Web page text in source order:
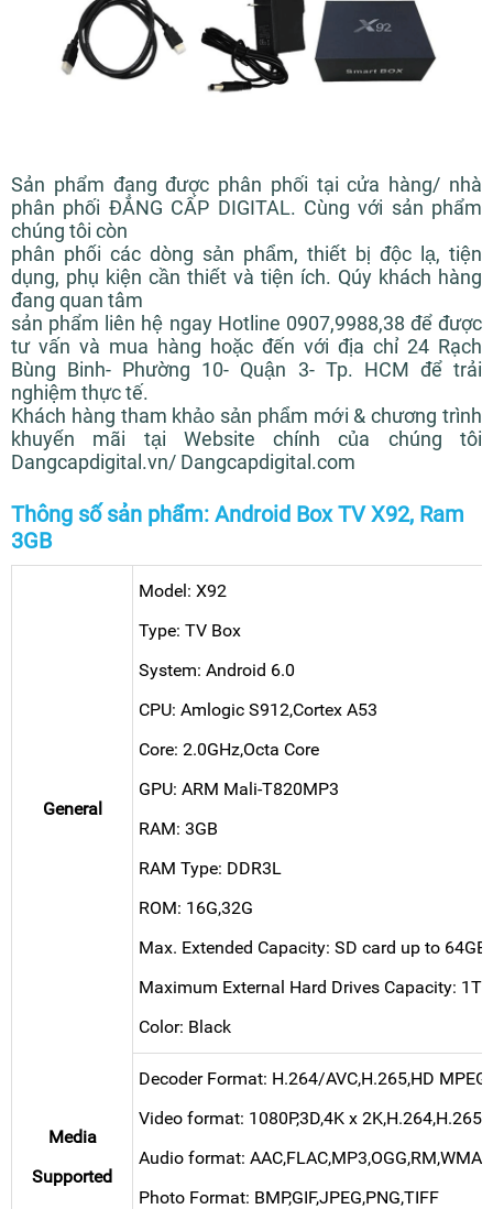
Sản phẩm đang được phân phối tại cửa hàng/ nhà
phân phối ĐẲNG CẤP DIGITAL. Cùng với sản phẩm
chúng tôi còn
phân phối các dòng sản phẩm, thiết bị độc lạ, tiện
dụng, phụ kiện cần thiết và tiện ích. Qúy khách hàng
đang quan tâm
sản phẩm liên hệ ngay Hotline 0907,9988,38 để được
tư vấn và mua hàng hoặc đến với địa chỉ 24 Rạch
Bùng Binh- Phường 10- Quận 3- Tp. HCM để trải
nghiệm thực tế.
Khách hàng tham khảo sản phẩm mới & chương trình
khuyến mãi tại Website chính của chúng tôi
Dangcapdigital.vn/ Dangcapdigital.com
Thông số sản phẩm: Android Box TV X92, Ram
3GB
General
Model: X92
Type: TV Box
System: Android 6.0
CPU: Amlogic S912,Cortex A53
Core: 2.0GHz,Octa Core
GPU: ARM Mali-T820MP3
RAM: 3GB
RAM Type: DDR3L
ROM: 16G,32G
Max. Extended Capacity: SD card up to
Maximum External Hard Drives Capacity: 1TB
Color: Black
Media
Supported
Decoder Format: H.264/AVC,H.265,HD
Video format: 1080P,3D,4K x
Audio format: AAC,FLAC,MP3,OGG,RM,WMA
Photo Format: BMP,GIF,JPEG,PNG,TIFF